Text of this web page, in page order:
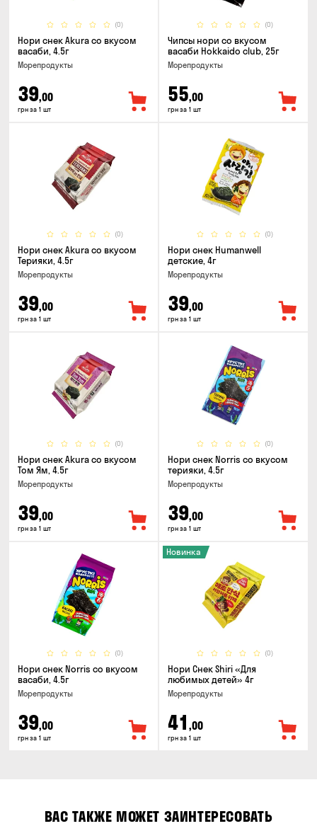
(0)
Нори снек Akura со вкусом
васаби, 4.5г
Морепродукты
39,00
грн за 1 шт
(0)
Чипсы нори со вкусом
васаби Hokkaido club, 25г
Морепродукты
55,00
грн за 1 шт
(0)
Нори снек Akura со вкусом
Терияки, 4.5г
Морепродукты
39,00
грн за 1 шт
(0)
Нори снек Humanwell
детские, 4г
Морепродукты
39,00
грн за 1 шт
(0)
Нори снек Akura со вкусом
Том Ям, 4.5г
Морепродукты
39,00
грн за 1 шт
(0)
Нори снек Norris со вкусом
терияки, 4.5г
Морепродукты
39,00
грн за 1 шт
(0)
Нори снек Norris со вкусом
васаби, 4.5г
Морепродукты
39,00
грн за 1 шт
(0)
Новинка
Нори Снек Shiri «Для
любимых детей» 4г
Морепродукты
41 ,00
грн за 1 шт
ВАС ТАКЖЕ МОЖЕТ ЗАИНТЕРЕСОВАТЬ